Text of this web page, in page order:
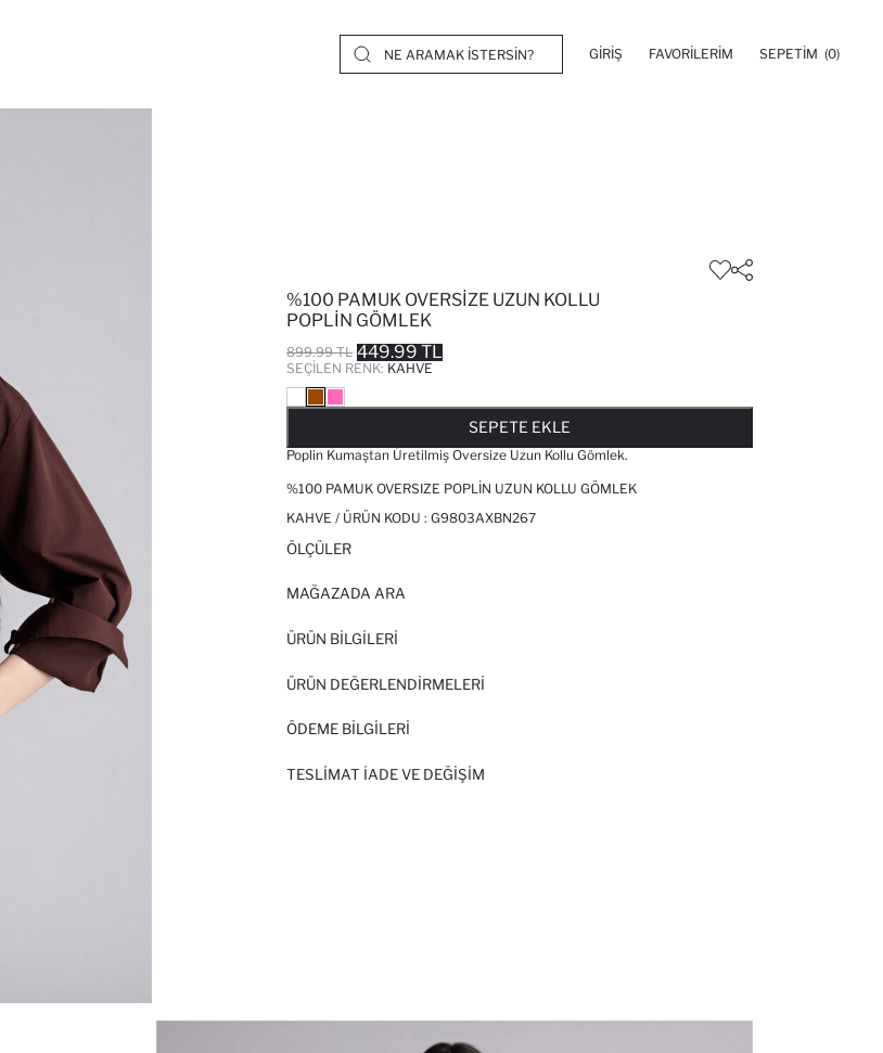
GIRIŞ FAVORILERIM SEPETIM (0)
%100 PAMUK OVERSIZE UZUN KOLLU
POPLIN GÖMLEK
899.99 TL 449.99 TL
SEÇILEN RENK: KAHVE
SEPETE EKLE
Poplin Kumaştan Üretilmiş Oversize Uzun Kollu Gömlek.
%100 PAMUK OVERSIZE POPLIN UZUN KOLLU GÖMLEK
KAHVE / ÜRÜN KODU : G9803AXBN267
ÖLÇÜLER
MAĞAZADA ARA
ÜRÜN BILGILERI
ÜRÜN DEĞERLENDİRMELERİ
ÖDEME BİLGİLERİ
TESLIMAT İADE VE DEĞIŞIM